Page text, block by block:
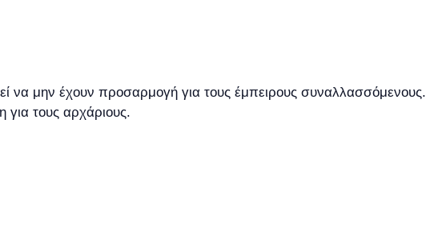
να μην έχουν προσαρμογή για τους έμπειρους συναλλασσόμενους.
για τους αρχάριους.